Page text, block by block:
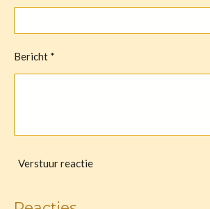
Bericht *
Verstuur reactie